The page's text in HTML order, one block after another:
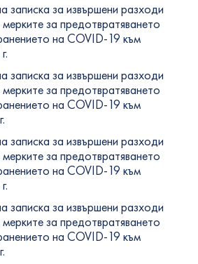
записка за извършени разходи
мерките за предотвратяването
на COVID-19 към
записка за извършени разходи
мерките за предотвратяването
на COVID-19 към
записка за извършени разходи
мерките за предотвратяването
на COVID-19 към
записка за извършени разходи
мерките за предотвратяването
на COVID-19 към